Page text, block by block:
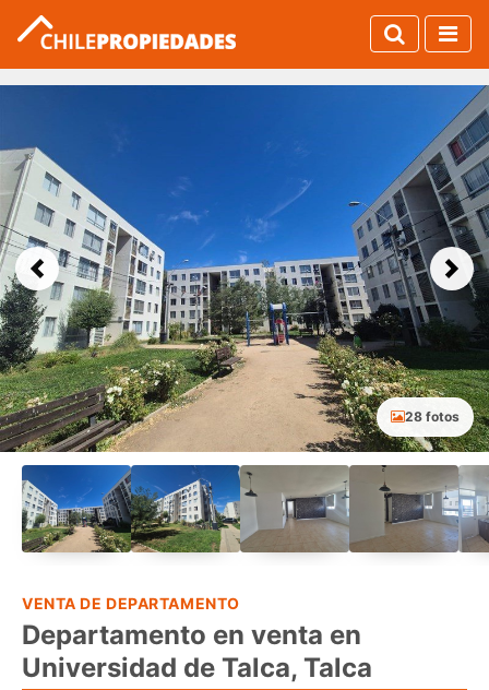
Previous Next
28 fotos
VENTA DE DEPARTAMENTO
Departamento en venta en
Universidad de Talca, Talca